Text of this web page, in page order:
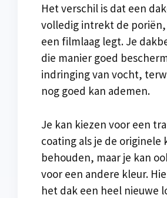
Het verschil is dat een
volledig intrekt de
een filmlaag legt. Je
die manier goed
indringing van vocht,
nog goed kan ademen.
Je kan kiezen voor een
coating als je de originele
behouden, maar je kan
voor een andere kleur.
het dak een heel nieuwe